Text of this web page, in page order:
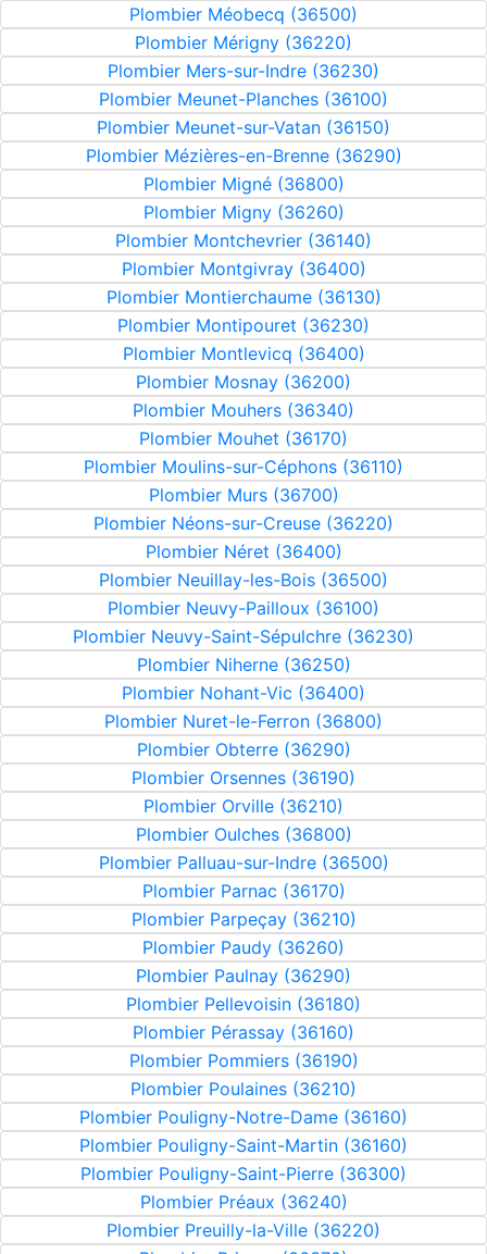
Plombier Méobecq (36500)
Plombier Mérigny (36220)
Plombier Mers-sur-Indre (36230)
Plombier Meunet-Planches (36100)
Plombier Meunet-sur-Vatan (36150)
Plombier Mézières-en-Brenne (36290)
Plombier Migné (36800)
Plombier Migny (36260)
Plombier Montchevrier (36140)
Plombier Montgivray (36400)
Plombier Montierchaume (36130)
Plombier Montipouret (36230)
Plombier Montlevicq (36400)
Plombier Mosnay (36200)
Plombier Mouhers (36340)
Plombier Mouhet (36170)
Plombier Moulins-sur-Céphons (36110)
Plombier Murs (36700)
Plombier Néons-sur-Creuse (36220)
Plombier Néret (36400)
Plombier Neuillay-les-Bois (36500)
Plombier Neuvy-Pailloux (36100)
Plombier Neuvy-Saint-Sépulchre (36230)
Plombier Niherne (36250)
Plombier Nohant-Vic (36400)
Plombier Nuret-le-Ferron (36800)
Plombier Obterre (36290)
Plombier Orsennes (36190)
Plombier Orville (36210)
Plombier Oulches (36800)
Plombier Palluau-sur-Indre (36500)
Plombier Parnac (36170)
Plombier Parpeçay (36210)
Plombier Paudy (36260)
Plombier Paulnay (36290)
Plombier Pellevoisin (36180)
Plombier Pérassay (36160)
Plombier Pommiers (36190)
Plombier Poulaines (36210)
Plombier Pouligny-Notre-Dame (36160)
Plombier Pouligny-Saint-Martin (36160)
Plombier Pouligny-Saint-Pierre (36300)
Plombier Préaux (36240)
Plombier Preuilly-la-Ville (36220)